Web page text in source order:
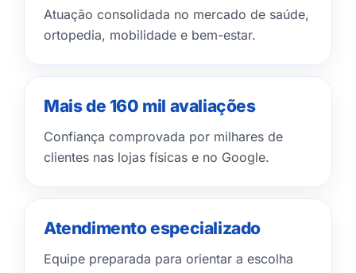
Atuação consolidada no mercado de saúde,
ortopedia, mobilidade e bem-estar.
Mais de 160 mil avaliações
Confiança comprovada por milhares de
clientes nas lojas físicas e no Google.
Atendimento especializado
Equipe preparada para orientar a escolha